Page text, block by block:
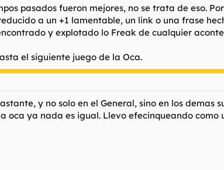
pasados fueron mejores, no se trata de eso.
a un +1 lamentable, un link o una frase
y explotado lo Freak de cualquier
el siguiente juego de la Oca.
y no solo en el General, sino en los
oca ya nada es igual. Llevo efecinqueando